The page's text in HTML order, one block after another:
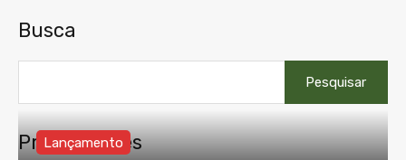
Busca
por:
Propriedades
Lançamento